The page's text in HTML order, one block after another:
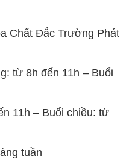
Chất Đắc Trường Phát
từ 8h đến 11h – Buổi
11h – Buổi chiều: từ
tuần